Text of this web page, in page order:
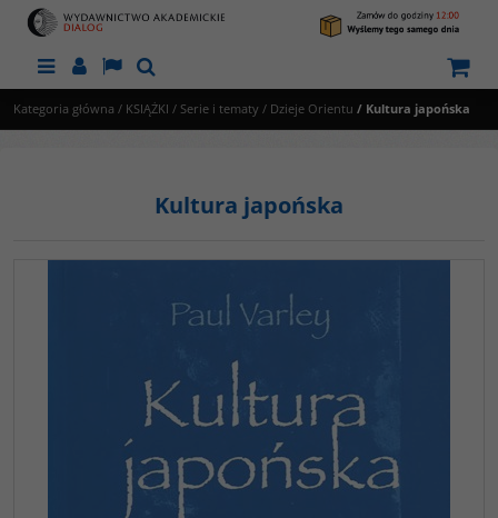
MenuPanelLangSzukaj
Kategoria główna / KSIĄŻKI / Serie i tematy / Dzieje Orientu / Kultura japońska
Kultura japońska